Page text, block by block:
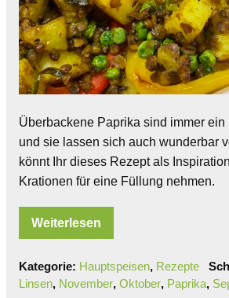
Überbackene Paprika sind immer ein
und sie lassen sich auch wunderbar
könnt Ihr dieses Rezept als
Krationen für eine Füllung nehmen.
Weiterlesen
Kategorie: Hauptspeisen, Rezepte
Linsen, November, Oktober, Paprika,